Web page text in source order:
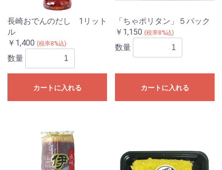
長崎おでんのだし 1リット
ル
￥1,400 (税率8%込)
数量
カートに入れる
「ちゃポリタン」５パック
￥1,150 (税率8%込)
数量
カートに入れる